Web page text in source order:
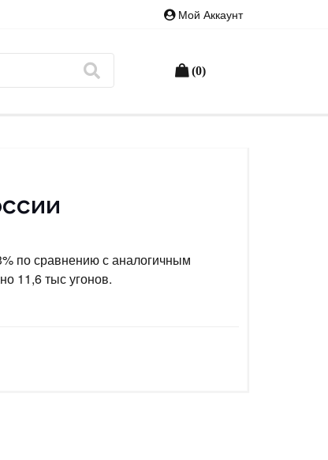
Мой Аккаунт
(0)
по сравнению с аналогичным
11,6 тыс угонов.